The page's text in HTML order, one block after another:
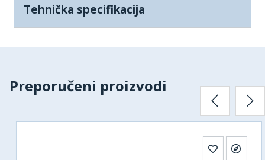
Tehnička specifikacija
Preporučeni proizvodi